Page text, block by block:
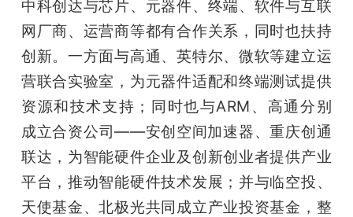
专
题
爱
搞
中科创达与芯片、元器件、终端、软件与互联
网厂商、运营商等都有合作关系，同时也扶持
创新。一方面与高通、英特尔、微软等建立运
营联合实验室，为元器件适配和终端测试提供
资源和技术支持；同时也与ARM、高通分别
成立合资公司——安创空间加速器、重庆创通
联达，为智能硬件企业及创新创业者提供产业
平台，推动智能硬件技术发展；并与临空投、
天使基金、北极光共同成立产业投资基金，整